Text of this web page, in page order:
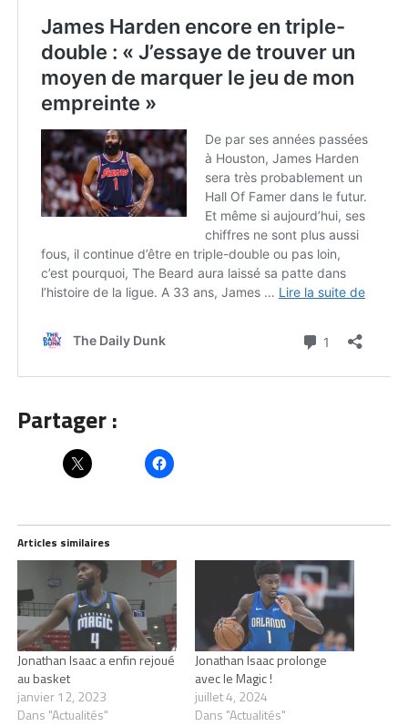
Partager :
Articles similaires
Jonathan Isaac a enfin rejoué
au basket
janvier 12, 2023
Dans "Actualités"
Jonathan Isaac prolonge
avec le Magic !
juillet 4, 2024
Dans "Actualités"